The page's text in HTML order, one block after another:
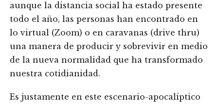
aunque la distancia social ha estado presente
todo el año, las personas han encontrado en
lo virtual (Zoom) o en caravanas (drive thru)
una manera de producir y sobrevivir en medio
de la nueva normalidad que ha transformado
nuestra cotidianidad.
Es justamente en este escenario-apocalíptico